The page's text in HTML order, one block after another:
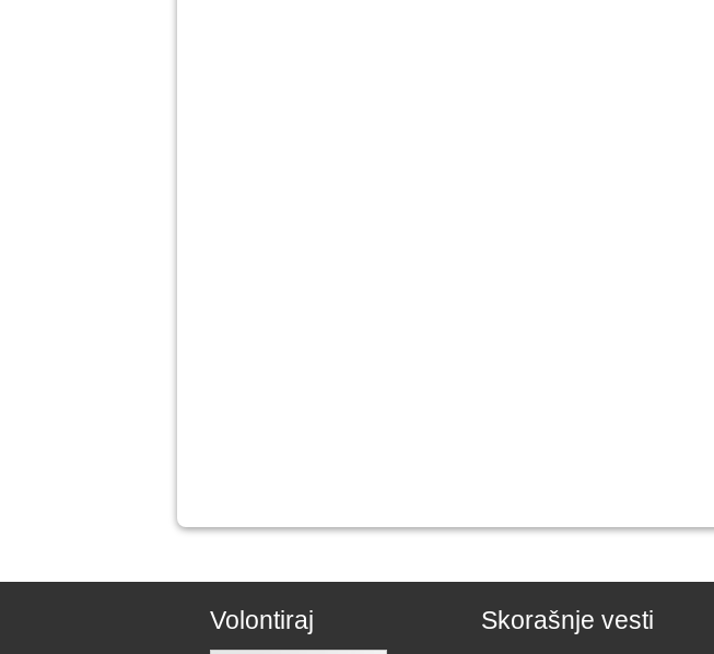
Volontiraj Skorašnje vesti